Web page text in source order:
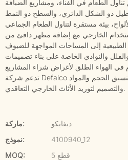
ذو الشكل الدائري، والسطح ذو النمط
الخارجي مع إضافة مظهر دافئ من
والنوادي الخاصة على بناء تصميمات
تدعم شركة Defaico طلبات المشاريع من خلال تنسيق الحجم والمواد
والتصميم لتوريد الأثاث الخارجي التعاقدي.
ماركة:
ديفايكو
نموذج:
4100940_12
MOQ:
5 قطع